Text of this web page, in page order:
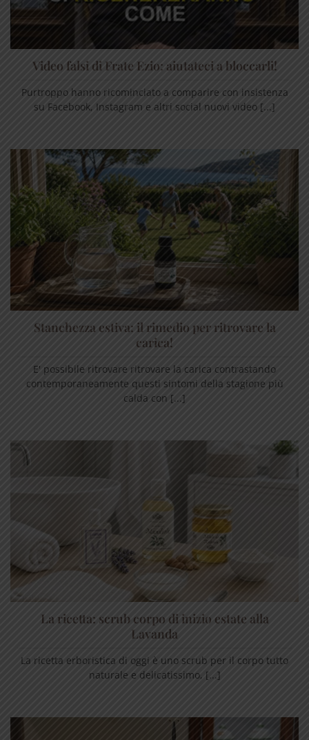
Video falsi di Frate Ezio: aiutateci a bloccarli!
Purtroppo hanno ricominciato a comparire con insistenza
su Facebook, Instagram e altri social nuovi video [...]
Stanchezza estiva: il rimedio per ritrovare la
carica!
E' possibile ritrovare ritrovare la carica contrastando
contemporaneamente questi sintomi della stagione più
calda con [...]
La ricetta: scrub corpo di inizio estate alla
Lavanda
La ricetta erboristica di oggi è uno scrub per il corpo tutto
naturale e delicatissimo, [...]